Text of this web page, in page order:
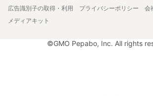
広告識別子の取得・利用
プライバシーポリシー 会
メディアキット
©GMO Pepabo, Inc. All rights